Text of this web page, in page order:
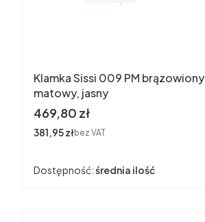
Klamka Sissi 009 PM brązowiony
matowy, jasny
Cena
469,80 zł
Cena
381,95 złbez VAT
Dostępność:średnia ilość